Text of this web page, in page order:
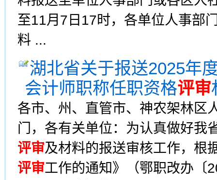
至11月7日17时，各单位人事部
料 ...
湖北省关于报送2025年
会计师职称任职资格评审
各市、州、直管市、神农架林区
门，各有关单位：为认真做好我
评审及材料的报送审核工作，根
评审工作的通知》（鄂职改办〔